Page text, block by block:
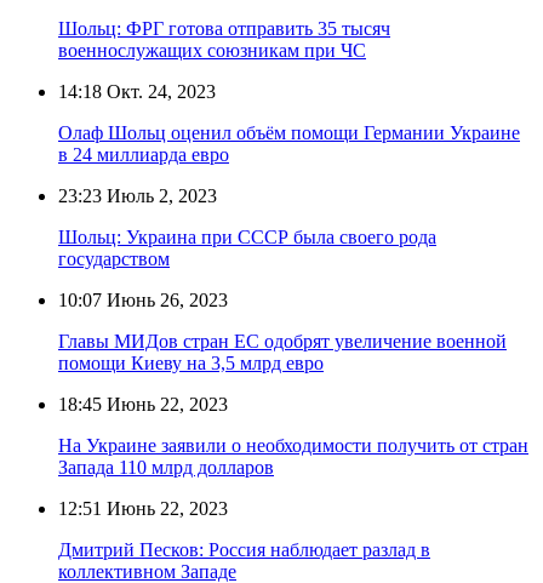
Шольц: ФРГ готова отправить 35 тысяч
военнослужащих союзникам при ЧС
14:18 Окт. 24, 2023
Олаф Шольц оценил объём помощи Германии Украине
в 24 миллиарда евро
23:23 Июль 2, 2023
Шольц: Украина при СССР была своего рода
государством
10:07 Июнь 26, 2023
Главы МИДов стран ЕС одобрят увеличение военной
помощи Киеву на 3,5 млрд евро
18:45 Июнь 22, 2023
На Украине заявили о необходимости получить от стран
Запада 110 млрд долларов
12:51 Июнь 22, 2023
Дмитрий Песков: Россия наблюдает разлад в
коллективном Западе